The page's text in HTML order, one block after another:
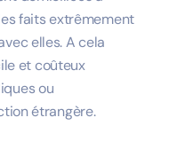
faits extrêmement
elles. A cela
et coûteux
ou
étrangère.